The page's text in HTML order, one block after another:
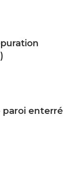
paroi enterré